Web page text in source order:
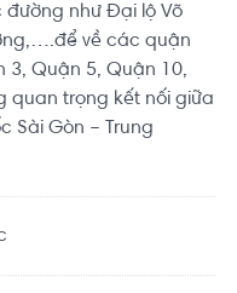
đường như Đại lộ Võ
về các quận
3, Quận 5, Quận 10,
quan trọng kết nối giữa
Sài Gòn – Trung